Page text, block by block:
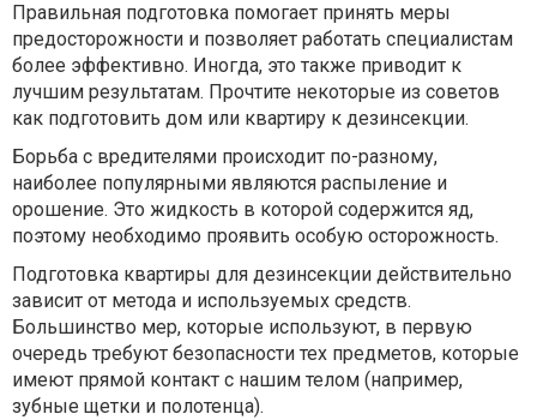
Правильная подготовка помогает принять меры
предосторожности и позволяет работать специалистам
более эффективно. Иногда, это также приводит к
лучшим результатам. Прочтите некоторые из советов
как подготовить дом или квартиру к дезинсекции.
Борьба с вредителями происходит по-разному,
наиболее популярными являются распыление и
орошение. Это жидкость в которой содержится яд,
поэтому необходимо проявить особую осторожность.
Подготовка квартиры для дезинсекции действительно
зависит от метода и используемых средств.
Большинство мер, которые используют, в первую
очередь требуют безопасности тех предметов, которые
имеют прямой контакт с нашим телом (например,
зубные щетки и полотенца).